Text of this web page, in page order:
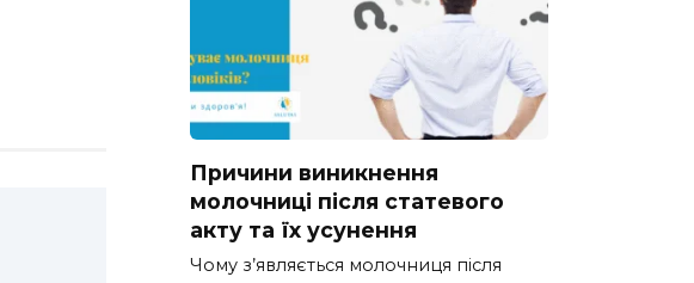
Причини виникнення
молочниці після статевого
акту та їх усунення
Чому з’являється молочниця після